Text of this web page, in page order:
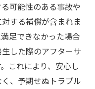
可能性のある事故や
する補償が含まれま
足できなかった場合
した際のアフターサ
これにより、安心し
、予期せぬトラブル